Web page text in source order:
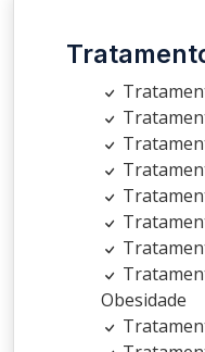
Obesidade